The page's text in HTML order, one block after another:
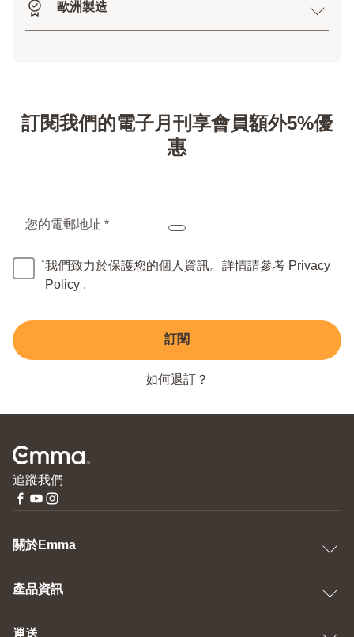
歐洲製造
訂閱我們的電子月刊享會員額外5%優
惠
您的電郵地址 *
*我們致力於保護您的個人資訊。詳情請參考 Privacy
Policy .
訂閱
如何退訂？
追蹤我們
關於Emma
產品資訊